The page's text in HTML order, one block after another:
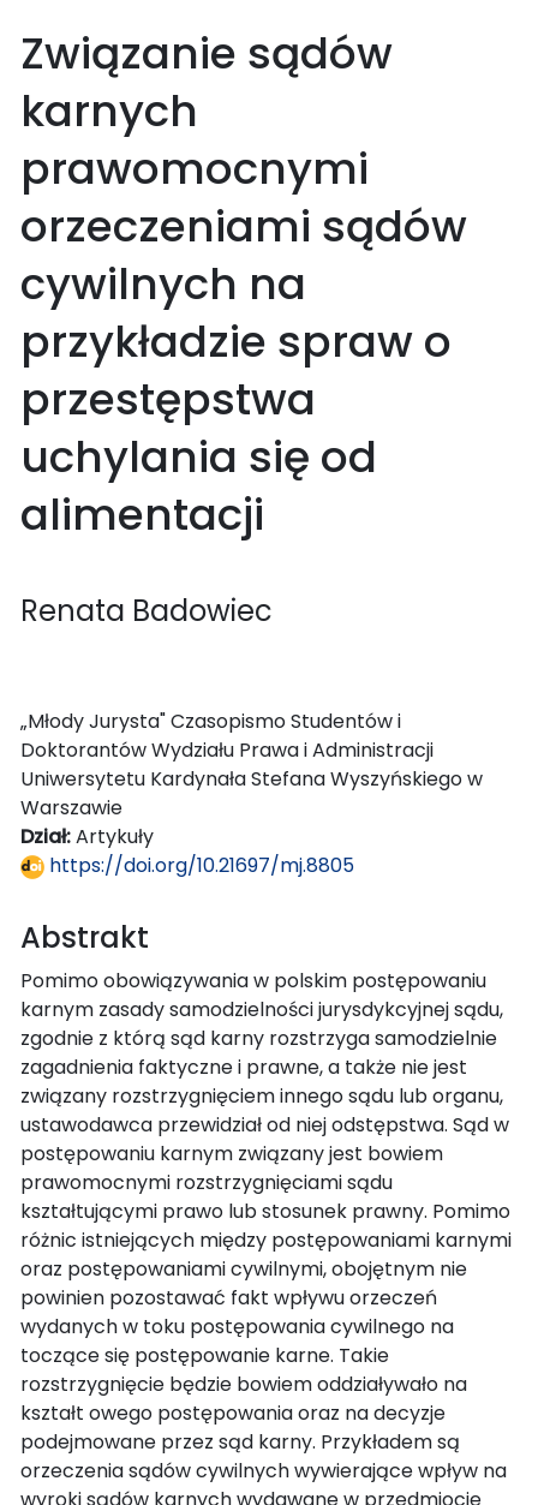
Związanie sądów
karnych
prawomocnymi
orzeczeniami sądów
cywilnych na
przykładzie spraw o
przestępstwa
uchylania się od
alimentacji
Renata Badowiec
„Młody Jurysta" Czasopismo Studentów i
Doktorantów Wydziału Prawa i Administracji
Uniwersytetu Kardynała Stefana Wyszyńskiego w
Warszawie
Dział:Artykuły
https://doi.org/10.21697/mj.8805
Abstrakt
Pomimo obowiązywania w polskim postępowaniu
karnym zasady samodzielności jurysdykcyjnej sądu,
zgodnie z którą sąd karny rozstrzyga samodzielnie
zagadnienia faktyczne i prawne, a także nie jest
związany rozstrzygnięciem innego sądu lub organu,
ustawodawca przewidział od niej odstępstwa. Sąd w
postępowaniu karnym związany jest bowiem
prawomocnymi rozstrzygnięciami sądu
kształtującymi prawo lub stosunek prawny. Pomimo
różnic istniejących między postępowaniami karnymi
oraz postępowaniami cywilnymi, obojętnym nie
powinien pozostawać fakt wpływu orzeczeń
wydanych w toku postępowania cywilnego na
toczące się postępowanie karne. Takie
rozstrzygnięcie będzie bowiem oddziaływało na
kształt owego postępowania oraz na decyzje
podejmowane przez sąd karny. Przykładem są
orzeczenia sądów cywilnych wywierające wpływ na